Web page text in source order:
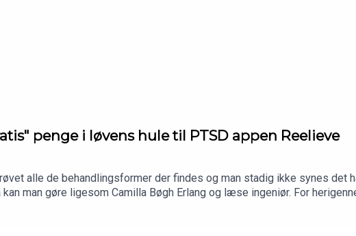
penge i løvens hule til PTSD appen Reelieve
alle de behandlingsformer der findes og man stadig ikke synes det
man gøre ligesom Camilla Bøgh Erlang og læse ingeniør. For
som hun pitchede i løvens hule. Den fungerer som en digital